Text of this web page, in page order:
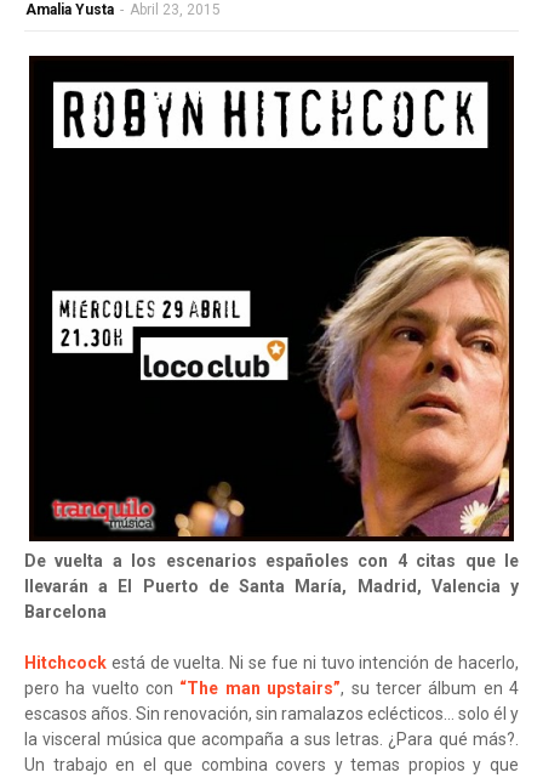
Amalia Yusta - Abril 23, 2015
De vuelta a los escenarios españoles con 4 citas que le
llevarán a El Puerto de Santa María, Madrid, Valencia y
Barcelona
Hitchcock está de vuelta. Ni se fue ni tuvo intención de hacerlo,
pero ha vuelto con “The man upstairs”, su tercer álbum en 4
escasos años. Sin renovación, sin ramalazos eclécticos… solo él y
la visceral música que acompaña a sus letras. ¿Para qué más?.
Un trabajo en el que combina covers y temas propios y que